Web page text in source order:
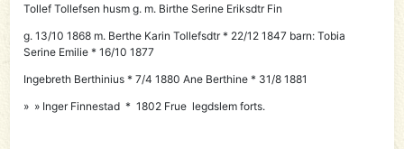
Tollef Tollefsen husm g. m. Birthe Serine Eriksdtr Fin
g. 13/10 1868 m. Berthe Karin Tollefsdtr * 22/12 1847 barn: Tobia
Serine Emilie * 16/10 1877
Ingebreth Berthinius * 7/4 1880 Ane Berthine * 31/8 1881
» » Inger Finnestad * 1802 Frue legdslem forts.